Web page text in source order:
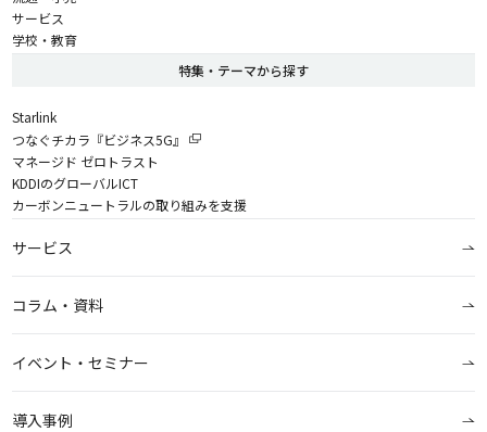
サービス
学校・教育
特集・テーマから探す
Starlink
つなぐチカラ『ビジネス5G』
マネージド ゼロトラスト
KDDIのグローバルICT
カーボンニュートラルの取り組みを支援
サービス
コラム・資料
イベント・セミナー
導入事例